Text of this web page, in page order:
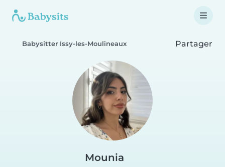
Babysitter Issy-les-Moulineaux Partager
Mounia